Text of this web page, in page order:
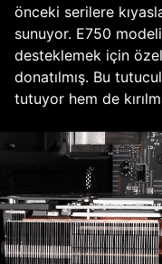
önceki serilere
sunuyor. E750
desteklemek için
donatılmış. Bu
tutuyor hem de